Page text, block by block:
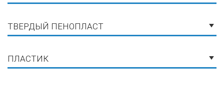
ТВЕРДЫЙ ПЕНОПЛАСТ
ПЛАСТИК